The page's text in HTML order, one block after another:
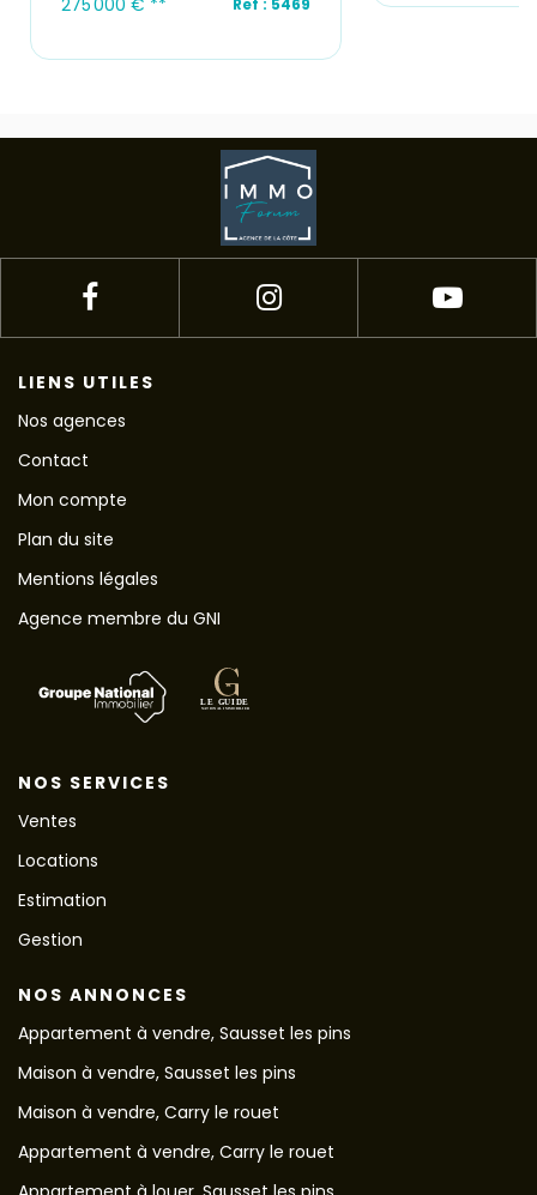
275 000 € ** Ref : 5469
LIENS UTILES
Nos agences
Contact
Mon compte
Plan du site
Mentions légales
Agence membre du GNI
NOS SERVICES
Ventes
Locations
Estimation
Gestion
NOS ANNONCES
Appartement à vendre, Sausset les pins
Maison à vendre, Sausset les pins
Maison à vendre, Carry le rouet
Appartement à vendre, Carry le rouet